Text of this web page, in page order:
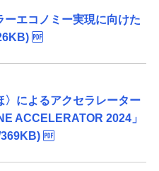
エコノミー実現に向けた
〉によるアクセラレーター
ACCELERATOR 2024」